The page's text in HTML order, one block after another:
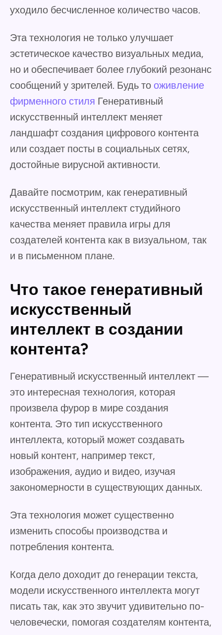
уходило бесчисленное количество часов.
Эта технология не только улучшает
эстетическое качество визуальных медиа,
но и обеспечивает более глубокий резонанс
сообщений у зрителей. Будь то оживление
фирменного стиля Генеративный
искусственный интеллект меняет
ландшафт создания цифрового контента
или создает посты в социальных сетях,
достойные вирусной активности.
Давайте посмотрим, как генеративный
искусственный интеллект студийного
качества меняет правила игры для
создателей контента как в визуальном, так
и в письменном плане.
Что такое генеративный
искусственный
интеллект в создании
контента?
Генеративный искусственный интеллект —
это интересная технология, которая
произвела фурор в мире создания
контента. Это тип искусственного
интеллекта, который может создавать
новый контент, например текст,
изображения, аудио и видео, изучая
закономерности в существующих данных.
Эта технология может существенно
изменить способы производства и
потребления контента.
Когда дело доходит до генерации текста,
модели искусственного интеллекта могут
писать так, как это звучит удивительно по-
человечески, помогая создателям контента,